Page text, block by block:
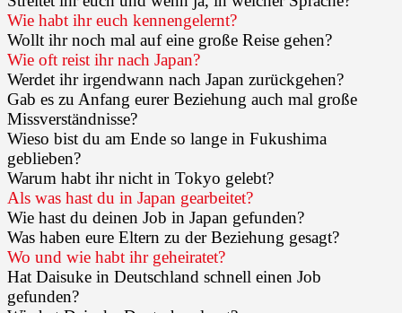
Wie habt ihr euch kennengelernt?
Wollt ihr noch mal auf eine große Reise gehen?
Wie oft reist ihr nach Japan?
Werdet ihr irgendwann nach Japan zurückgehen?
Gab es zu Anfang eurer Beziehung auch mal große
Missverständnisse?
Wieso bist du am Ende so lange in Fukushima
geblieben?
Warum habt ihr nicht in Tokyo gelebt?
Als was hast du in Japan gearbeitet?
Wie hast du deinen Job in Japan gefunden?
Was haben eure Eltern zu der Beziehung gesagt?
Wo und wie habt ihr geheiratet?
Hat Daisuke in Deutschland schnell einen Job
gefunden?